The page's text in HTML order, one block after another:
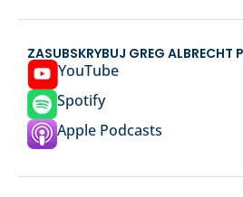
ZASUBSKRYBUJ GREG ALBRECHT
YouTube
Spotify
Apple Podcasts